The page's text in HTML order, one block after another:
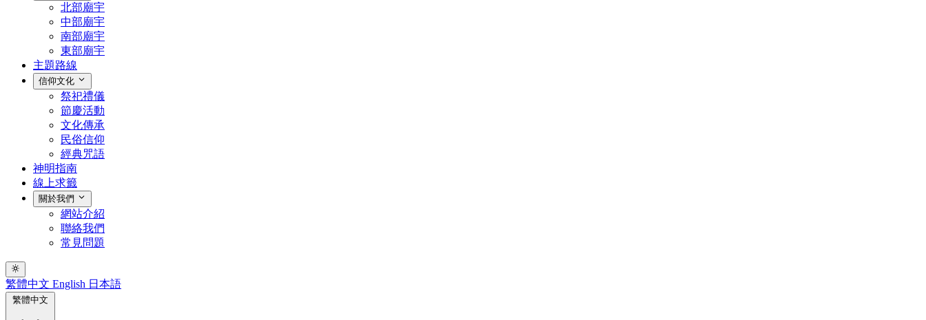
北部廟宇
中部廟宇
南部廟宇
東部廟宇
主題路線
信仰文化
祭祀禮儀
節慶活動
文化傳承
民俗信仰
經典咒語
神明指南
線上求籤
關於我們
網站介紹
聯絡我們
常見問題
繁體中文 English 日本語
繁體中文